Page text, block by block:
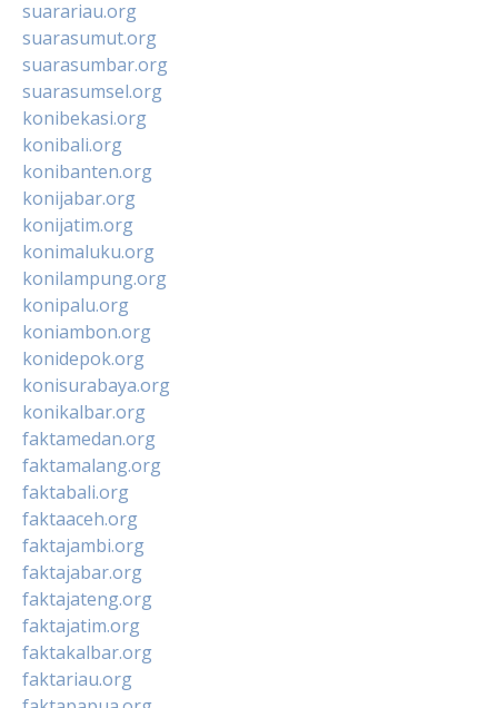
suarariau.org
suarasumut.org
suarasumbar.org
suarasumsel.org
konibekasi.org
konibali.org
konibanten.org
konijabar.org
konijatim.org
konimaluku.org
konilampung.org
konipalu.org
koniambon.org
konidepok.org
konisurabaya.org
konikalbar.org
faktamedan.org
faktamalang.org
faktabali.org
faktaaceh.org
faktajambi.org
faktajabar.org
faktajateng.org
faktajatim.org
faktakalbar.org
faktariau.org